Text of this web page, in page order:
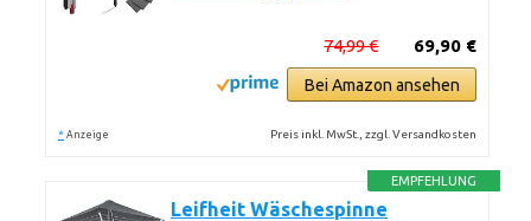
69,90 €
74,99 €
Bei Amazon ansehen
* Anzeige Preis inkl. MwSt., zzgl. Versandkosten
EMPFEHLUNG
Leifheit Wäschespinne